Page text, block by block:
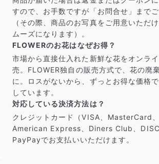
すので、お手数ですが「お問合せ」まで
（その際、商品のお写真をご用意いただ
ムーズになります）。
FLOWERのお花はなぜお得？
市場から直接仕入れた新鮮な花をオンラ
売。FLOWER独自の販売方式で、花の廃
に。ロスがないから、ずっとお得な価格
しています。
対応している決済方法は？
クレジットカード（VISA、MasterCard、
American Express、Diners Club、
PayPayでお支払いいただけます。